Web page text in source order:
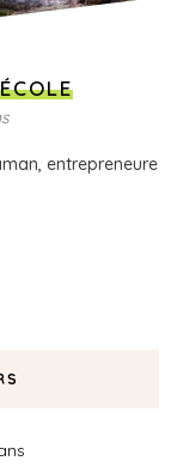
entrepreneure